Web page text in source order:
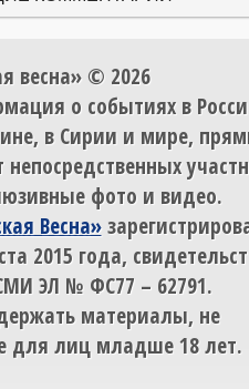
весна» © 2026
о событиях в
в Сирии и мире,
фото и видео.
Весна»
2015 года,
ЭЛ № ФС77 – 62791.
материалы, не
для лиц младше 18 лет.